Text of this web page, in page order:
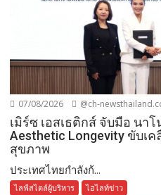
07/08/2026 @ch-
เมิร์ซ เอสเธติกส์ จับมือ นา
Aesthetic Longevity ขับเ
สุขภาพ
ประเทศไทยกำลังก้...
ไลฟ์สไตล์ผู้บริหาร ไฮไลท์ข่าว